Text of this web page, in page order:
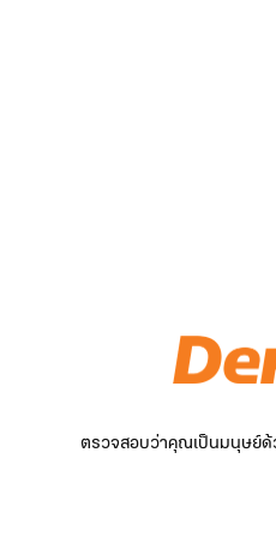
ตรวจสอบว่าคุณเป็นมนุษย์ด้